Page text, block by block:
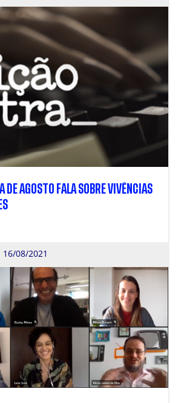
DE AGOSTO FALA SOBRE VIVÊNCIAS
08/2021